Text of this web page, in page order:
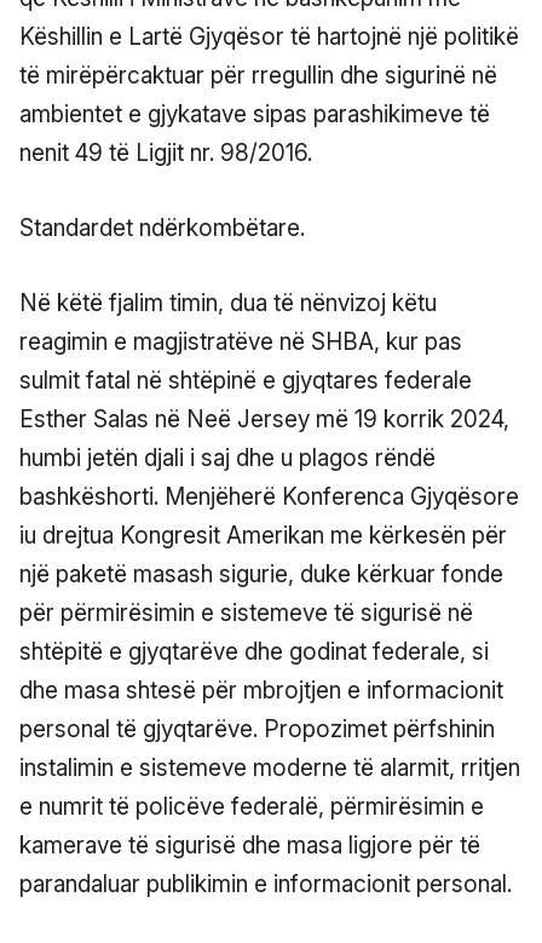
Këshillin e Lartë Gjyqësor të hartojnë një politikë
të mirëpërcaktuar për rregullin dhe sigurinë në
ambientet e gjykatave sipas parashikimeve të
nenit 49 të Ligjit nr. 98/2016.
Standardet ndërkombëtare.
Në këtë fjalim timin, dua të nënvizoj këtu
reagimin e magjistratëve në SHBA, kur pas
sulmit fatal në shtëpinë e gjyqtares federale
Esther Salas në Neë Jersey më 19 korrik 2024,
humbi jetën djali i saj dhe u plagos rëndë
bashkëshorti. Menjëherë Konferenca Gjyqësore
iu drejtua Kongresit Amerikan me kërkesën për
një paketë masash sigurie, duke kërkuar fonde
për përmirësimin e sistemeve të sigurisë në
shtëpitë e gjyqtarëve dhe godinat federale, si
dhe masa shtesë për mbrojtjen e informacionit
personal të gjyqtarëve. Propozimet përfshinin
instalimin e sistemeve moderne të alarmit, rritjen
e numrit të policëve federalë, përmirësimin e
kamerave të sigurisë dhe masa ligjore për të
parandaluar publikimin e informacionit personal.